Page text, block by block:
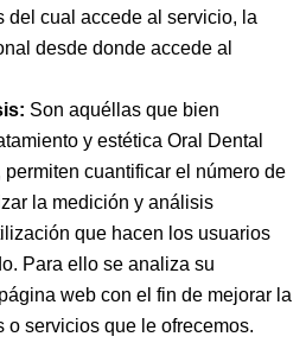
del cual accede al servicio, la
desde donde accede al
Son aquéllas que bien
y estética Oral Dental
permiten cuantificar el número de
la medición y análisis
que hacen los usuarios
Para ello se analiza su
web con el fin de mejorar la
o servicios que le ofrecemos.